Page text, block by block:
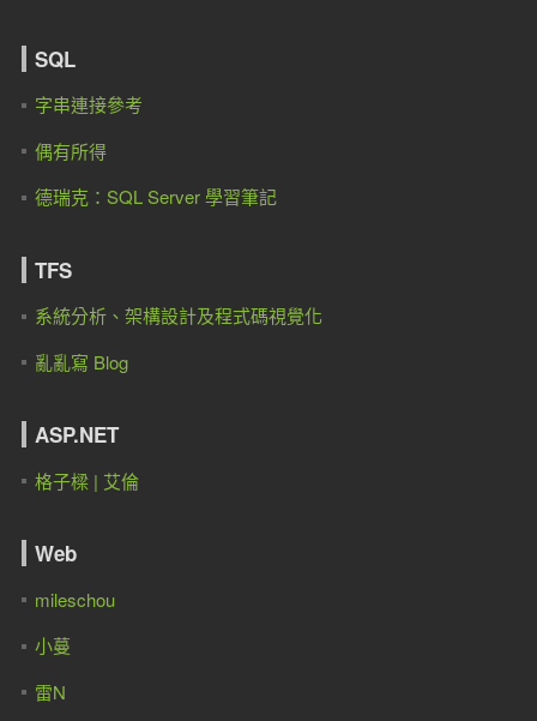
SQL
字串連接參考
偶有所得
德瑞克：SQL Server 學習筆記
TFS
系統分析、架構設計及程式碼視覺化
亂亂寫 Blog
ASP.NET
格子樑 | 艾倫
Web
mileschou
小蔓
雷N